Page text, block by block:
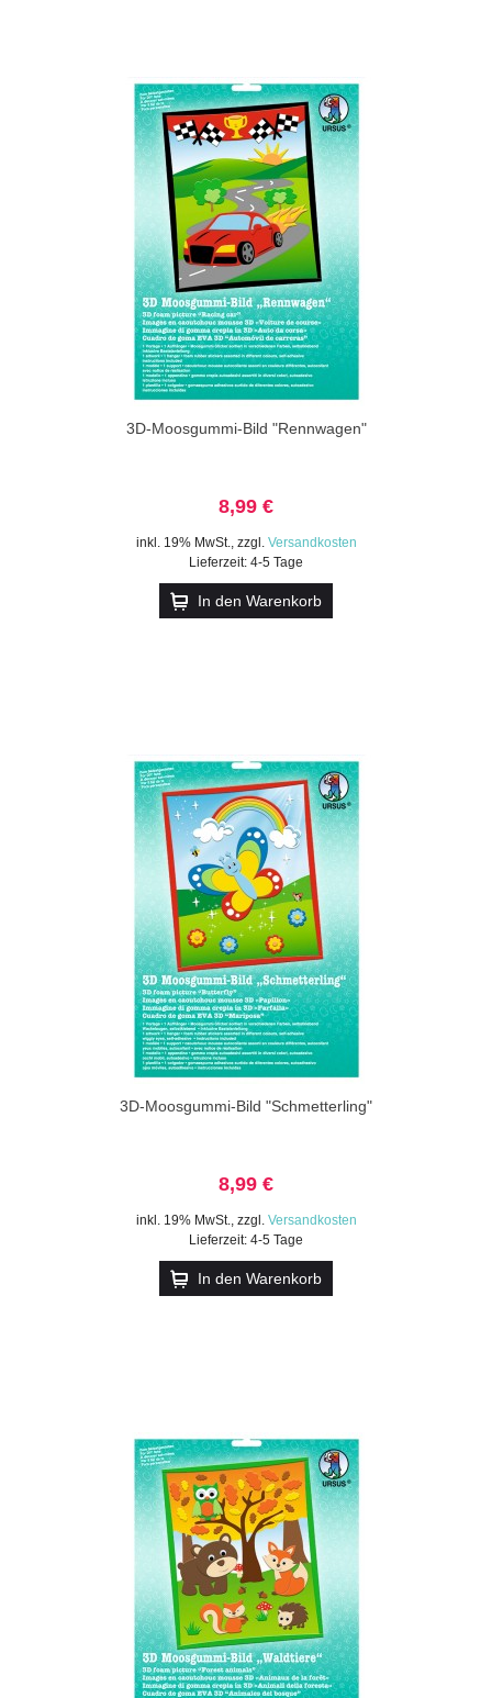
3D-Moosgummi-Bild "Rennwagen"
8,99 €
inkl. 19% MwSt., zzgl. Versandkosten
Lieferzeit: 4-5 Tage
In den Warenkorb
3D-Moosgummi-Bild "Schmetterling"
8,99 €
inkl. 19% MwSt., zzgl. Versandkosten
Lieferzeit: 4-5 Tage
In den Warenkorb